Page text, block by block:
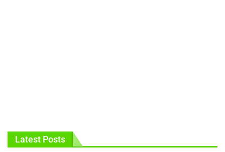
Latest Posts